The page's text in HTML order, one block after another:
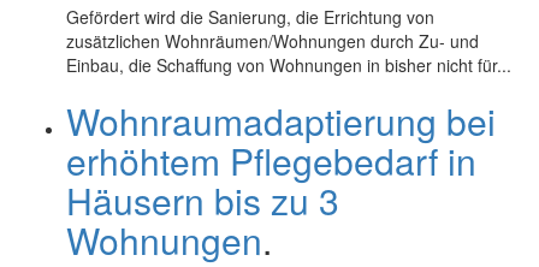
Gefördert wird die Sanierung, die Errichtung von
zusätzlichen Wohnräumen/Wohnungen durch Zu- und
Einbau, die Schaffung von Wohnungen in bisher nicht für...
Wohnraumadaptierung bei
erhöhtem Pflegebedarf in
Häusern bis zu 3
Wohnungen.